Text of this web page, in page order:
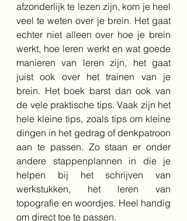
afzonderlijk te lezen zijn, kom je heel
veel te weten over je brein. Het gaat
echter niet alleen over hoe je brein
werkt, hoe leren werkt en wat goede
manieren van leren zijn, het gaat
juist ook over het trainen van je
brein. Het boek barst dan ook van
de vele praktische tips. Vaak zijn het
hele kleine tips, zoals tips om kleine
dingen in het gedrag of denkpatroon
aan te passen. Zo staan er onder
andere stappenplannen in die je
helpen bij het schrijven van
werkstukken, het leren van
topografie en woordjes. Heel handig
om direct toe te passen.